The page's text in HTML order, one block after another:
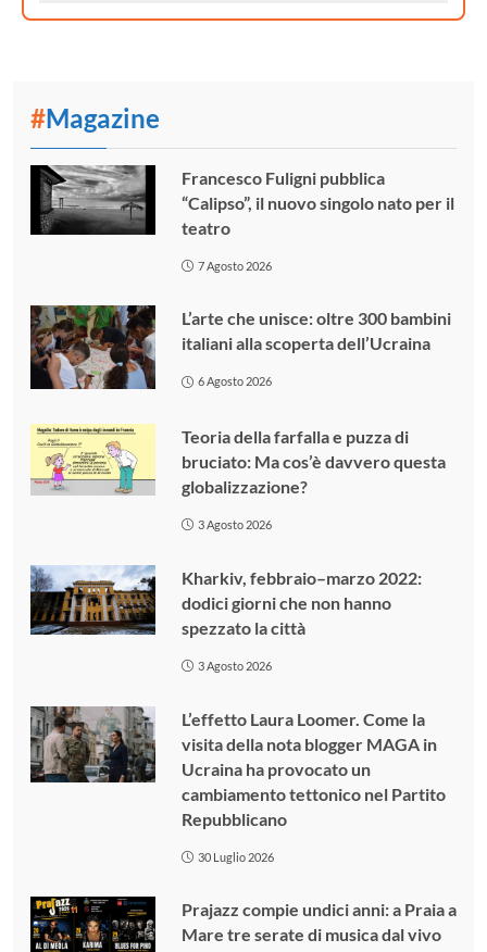
#Magazine
Francesco Fuligni pubblica
“Calipso”, il nuovo singolo nato per il
teatro
7 Agosto 2026
L’arte che unisce: oltre 300 bambini
italiani alla scoperta dell’Ucraina
6 Agosto 2026
Teoria della farfalla e puzza di
bruciato: Ma cos’è davvero questa
globalizzazione?
3 Agosto 2026
Kharkiv, febbraio–marzo 2022:
dodici giorni che non hanno
spezzato la città
3 Agosto 2026
L’effetto Laura Loomer. Come la
visita della nota blogger MAGA in
Ucraina ha provocato un
cambiamento tettonico nel Partito
Repubblicano
30 Luglio 2026
Prajazz compie undici anni: a Praia a
Mare tre serate di musica dal vivo